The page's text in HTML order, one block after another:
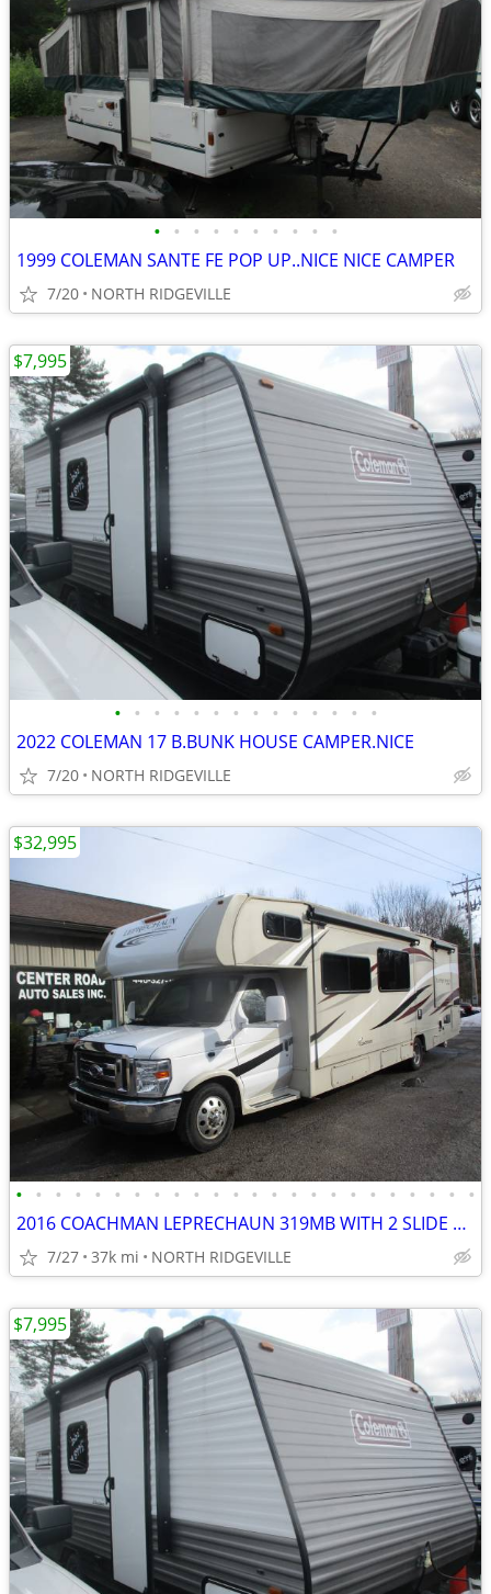
• • • • • • • • • •
1999 COLEMAN SANTE FE POP UP..NICE NICE CAMPER
7/20 NORTH RIDGEVILLE
• • • • • • • • • • • • • •
2022 COLEMAN 17 B.BUNK HOUSE CAMPER.NICE
7/20 NORTH RIDGEVILLE
$7,995
• • • • • • • • • • • • • • • • • • • • • • • •
2016 COACHMAN LEPRECHAUN 319MB WITH 2 SLIDE OUTS
7/27 37k mi NORTH RIDGEVILLE
$32,995
$7,995